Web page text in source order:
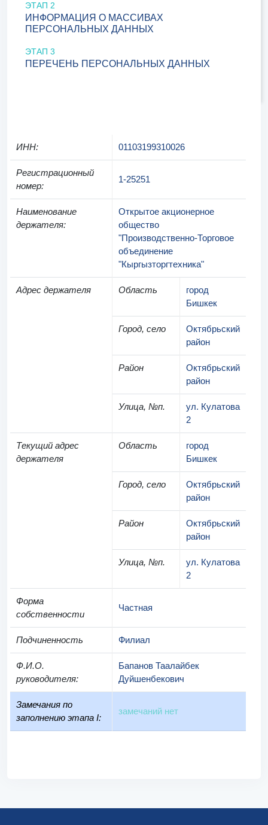
ЭТАП 2
ИНФОРМАЦИЯ О МАССИВАХ
ПЕРСОНАЛЬНЫХ ДАННЫХ
ЭТАП 3
ПЕРЕЧЕНЬ ПЕРСОНАЛЬНЫХ ДАННЫХ
ИНН: 01103199310026
Регистрационный
номер:
1-25251
Наименование
держателя:
Открытое акционерное
общество
"Производственно-Торговое
объединение
"Кыргызторгтехника"
Адрес держателя Область
город
Бишкек
Город, село
Октябрьский
район
Район
Октябрьский
район
Улица, №п.
ул. Кулатова
2
Текущий адрес
держателя
Область
город
Бишкек
Город, село
Октябрьский
район
Район
Октябрьский
район
Улица, №п.
ул. Кулатова
2
Форма
собственности
Частная
Подчиненность Филиал
Ф.И.О.
руководителя:
Бапанов Таалайбек
Дуйшенбекович
Замечания по
заполнению этапа I:
замечаний нет